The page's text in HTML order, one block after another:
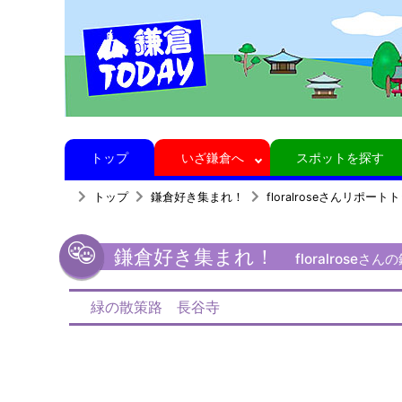
トップ いざ鎌倉へ スポットを探す
トップ 鎌倉好き集まれ！ floralroseさんリポートト
鎌倉好き集まれ！ floralroseさんの
緑の散策路 長谷寺